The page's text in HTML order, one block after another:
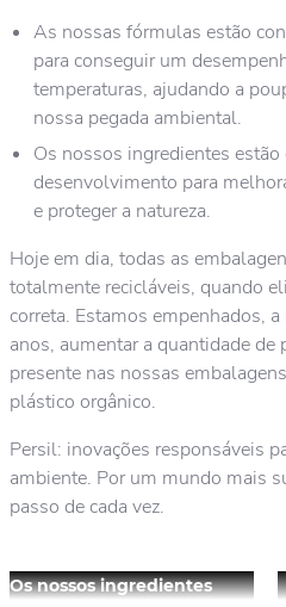
As nossas fórmulas estão
para conseguir um
temperaturas, ajudando a
nossa pegada ambiental.
Os nossos ingredientes
desenvolvimento para
e proteger a natureza.
Hoje em dia, todas as
totalmente recicláveis, quando
correta. Estamos empenhados,
anos, aumentar a quantidade de
presente nas nossas
plástico orgânico.
Persil: inovações responsáveis
ambiente. Por um mundo mais
passo de cada vez.
Os nossos ingredientes